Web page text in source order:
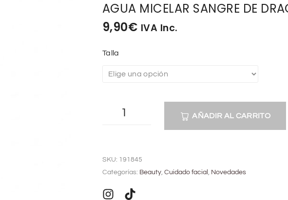
AGUA MICELAR SANGRE DE
9,90€ IVA Inc.
Talla
AÑADIR AL CARRITO
t
r
SKU: 191845
Categorías: Beauty, Cuidado facial , Novedades